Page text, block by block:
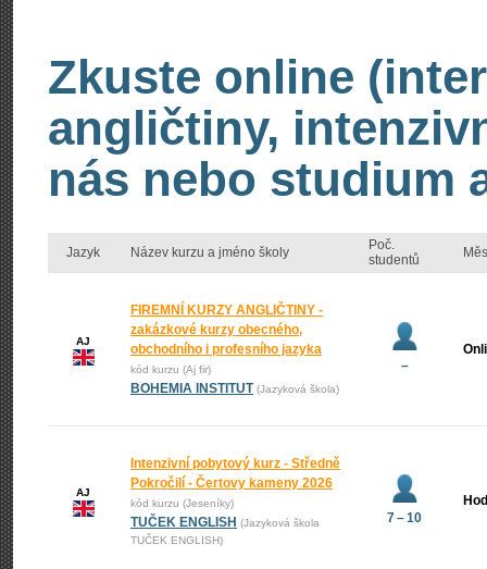
Zkuste online
angličtiny,
nás nebo studium
Jazyk Název kurzu a jméno školy
Poč.
studentů
AJ
FIREMNÍ KURZY ANGLIČTINY -
zakázkové kurzy obecného,
obchodního i profesního jazyka
kód kurzu (Aj fir)
BOHEMIA INSTITUT (Jazyková škola)
–
AJ
Intenzivní pobytový kurz - Středně
Pokročilí - Čertovy kameny 2026
kód kurzu (Jeseníky)
TUČEK ENGLISH (Jazyková škola
TUČEK ENGLISH)
7 – 10